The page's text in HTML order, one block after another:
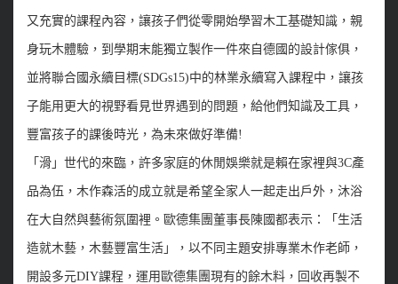
又充實的課程內容，讓孩子們從零開始學習木工基礎知識，親
身玩木體驗，到學期末能獨立製作一件來自德國的設計傢俱，
並將聯合國永續目標(SDGs15)中的林業永續寫入課程中，讓孩
子能用更大的視野看見世界遇到的問題，給他們知識及工具，
豐富孩子的課後時光，為未來做好準備!
「滑」世代的來臨，許多家庭的休閒娛樂就是賴在家裡與3C產
品為伍，木作森活的成立就是希望全家人一起走出戶外，沐浴
在大自然與藝術氛圍裡。歐德集團董事長陳國都表示：「生活
造就木藝，木藝豐富生活」，以不同主題安排專業木作老師，
開設多元DIY課程，運用歐德集團現有的餘木料，回收再製不